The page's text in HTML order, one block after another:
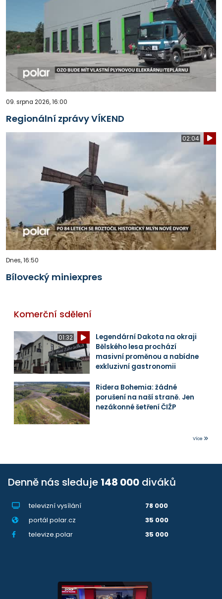
09. srpna 2026, 16:00
Regionální zprávy VÍKEND
02:04
Dnes, 16:50
Bílovecký miniexpres
Komerční sdělení
01:32
Legendární Dakota na okraji
Bělského lesa prochází
masivní proměnou a nabídne
exkluzivní gastronomii
Ridera Bohemia: žádné
porušení na naší straně. Jen
nezákonné šetření ČIŽP
Více
Denně nás sleduje 148 000 diváků
televizní vysílání
78 000
portál polar.cz
35 000
televize.polar
35 000